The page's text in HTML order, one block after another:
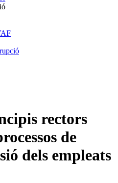
rectors
de
dels empleats